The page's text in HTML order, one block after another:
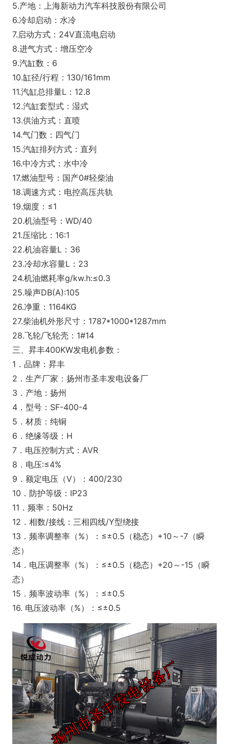
5.产地：上海新动力汽车科技股份有限公司
6.冷却启动：水冷
7.启动方式：24V直流电启动
8.进气方式：增压空冷
9.汽缸数：6
10.缸径/行程：130/161mm
11.汽缸总排量L：12.8
12.汽缸套型式：湿式
13.供油方式：直喷
14.气门数：四气门
15.汽缸排列方式：直列
16.中冷方式：水中冷
17.燃油型号：国产0#轻柴油
18.调速方式：电控高压共轨
19.烟度：≤1
20.机油型号：WD/40
21.压缩比：16:1
22.机油容量L：36
23.冷却水容量L：23
24.机油燃耗率g/kw.h:≤0.3
25.噪声DB(A):105
26.净重：1164KG
27.柴油机外形尺寸：1787*1000*1287mm
28.飞轮/飞轮壳：1#14
三、昇丰400KW发电机参数：
1．品牌：昇丰
2．生产厂家：扬州市圣丰发电设备厂
3．产地：扬州
4．型号：SF-400-4
5．材质：纯铜
6．绝缘等级：H
7．电压控制方式：AVR
8．电压:≤4%
9．额定电压（V）：400/230
10．防护等级：IP23
11．频率：50Hz
12．相数/接线：三相四线/Y型绕接
13．频率调整率（%）：≤±0.5（稳态）+10～-7（瞬
态）
14．电压调整率（%）：≤±0.5（稳态）+20～-15（瞬
态）
15．频率波动率（%）：≤±0.5
16. 电压波动率（%）：≤±0.5